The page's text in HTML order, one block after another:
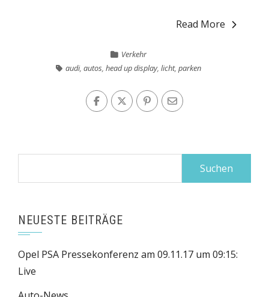
Read More
Verkehr
audi, autos, head up display, licht, parken
NEUESTE BEITRÄGE
Opel PSA Pressekonferenz am 09.11.17 um 09:15:
Live